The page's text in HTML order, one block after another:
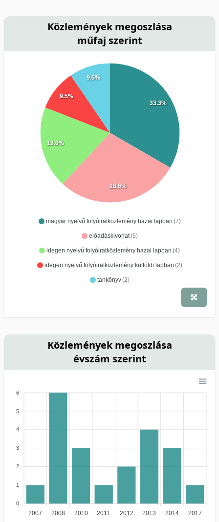
Közlemények megoszlása
műfaj szerint
magyar nyelvű folyóiratközlemény hazai lapban (7)
előadáskivonat(6)
idegen nyelvű folyóiratközlemény hazai lapban (4)
idegen nyelvű folyóiratközlemény külföldi lapban (2)
tankönyv(2)
33.3%
28.6%
19.0%
9.5%
9.5%
Közlemények megoszlása
évszám szerint
6
5
4
3
2
1
0
2007 2008 2010 2011 2012 2013 2014 2017